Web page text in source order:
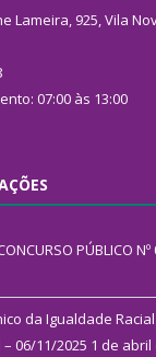
Lameira, 925, Vila
07:00 às 13:00
PÚBLICO
da Igualdade
06/11/2025 1 de abril